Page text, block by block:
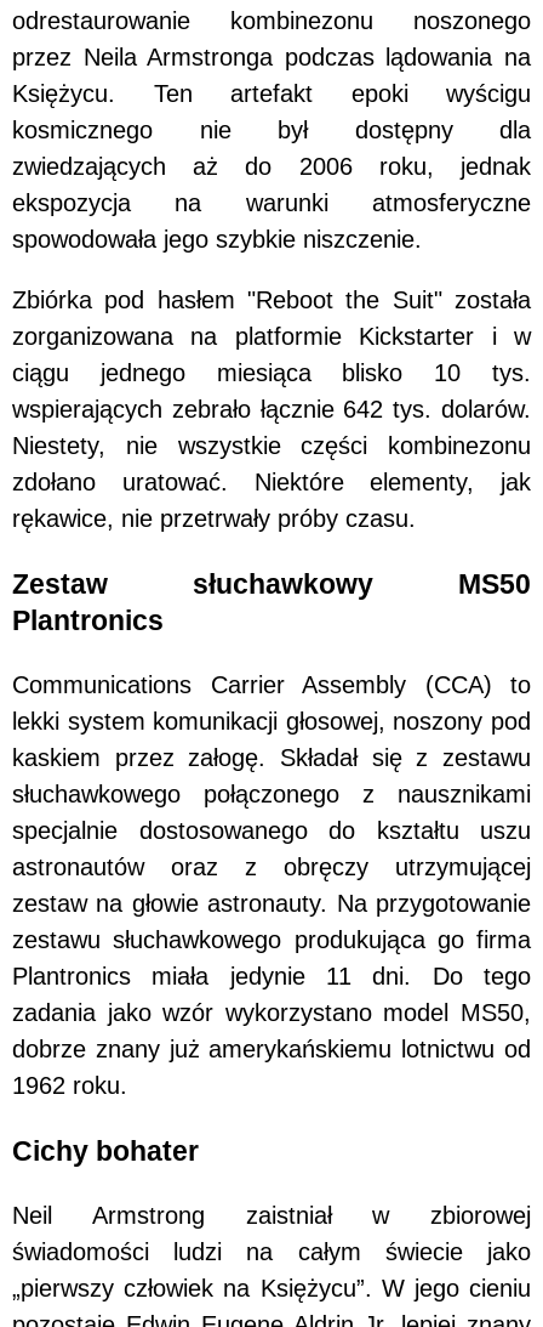
odrestaurowanie kombinezonu noszonego
przez Neila Armstronga podczas lądowania na
Księżycu. Ten artefakt epoki wyścigu
kosmicznego nie był dostępny dla
zwiedzających aż do 2006 roku, jednak
ekspozycja na warunki atmosferyczne
spowodowała jego szybkie niszczenie.
Zbiórka pod hasłem "Reboot the Suit" została
zorganizowana na platformie Kickstarter i w
ciągu jednego miesiąca blisko 10 tys.
wspierających zebrało łącznie 642 tys. dolarów.
Niestety, nie wszystkie części kombinezonu
zdołano uratować. Niektóre elementy, jak
rękawice, nie przetrwały próby czasu.
Zestaw słuchawkowy MS50
Plantronics
Communications Carrier Assembly (CCA) to
lekki system komunikacji głosowej, noszony pod
kaskiem przez załogę. Składał się z zestawu
słuchawkowego połączonego z nausznikami
specjalnie dostosowanego do kształtu uszu
astronautów oraz z obręczy utrzymującej
zestaw na głowie astronauty. Na przygotowanie
zestawu słuchawkowego produkująca go firma
Plantronics miała jedynie 11 dni. Do tego
zadania jako wzór wykorzystano model MS50,
dobrze znany już amerykańskiemu lotnictwu od
1962 roku.
Cichy bohater
Neil Armstrong zaistniał w zbiorowej
świadomości ludzi na całym świecie jako
„pierwszy człowiek na Księżycu”. W jego cieniu